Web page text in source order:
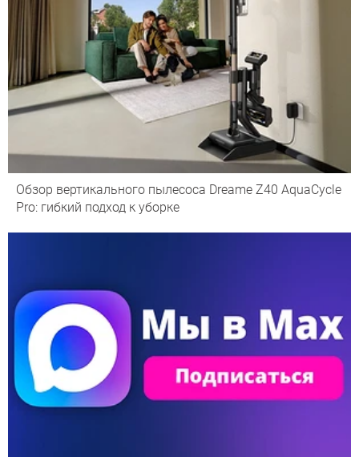
Обзор вертикального пылесоса Dreame Z40 AquaCycle
Pro: гибкий подход к уборке